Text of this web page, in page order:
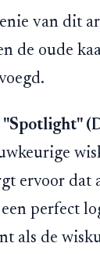
van dit
de oude
"Spotlight"
ervoor dat
perfect
als de